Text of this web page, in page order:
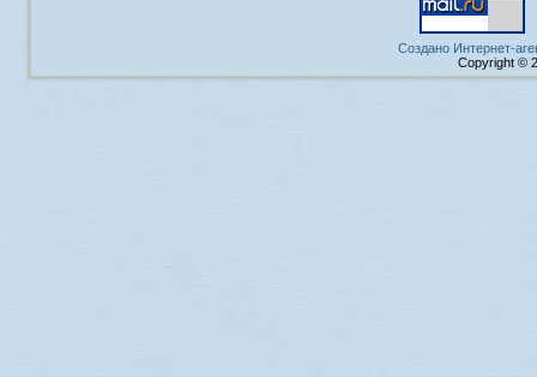
Создано Интернет-
Copyright ©